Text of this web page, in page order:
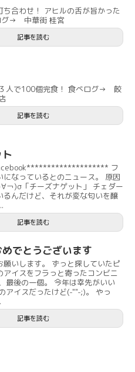
ち合わせ！ アヒルの舌が旨かった
→ 中華街 桂宮
記事を読む
人で100個完食！ 食べログ→ 餃
記事を読む
フ
になっているとのニュース。 原因
￢)σ「チーズナゲット」 チェダー
るんだけど、それが変な匂いを醸
記事を読む
でとうございます
願いします。 ずっと探していたピ
アイスをフラっと寄ったコンビニ
最後の一個。 今年は幸先がいい
アイスだったけど(-""-;)。 やっ
記事を読む